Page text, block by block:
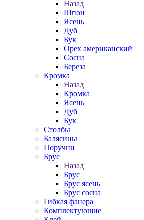
Назад
Шпон
Ясень
Дуб
Бук
Орех американский
Сосна
Береза
Кромка
Назад
Кромка
Ясень
Дуб
Бук
Столбы
Балясины
Поручни
Брус
Назад
Брус
Брус ясень
Брус сосна
Гибкая фанера
Комплектующие